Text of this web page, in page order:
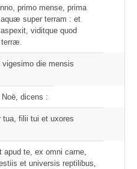
primo mense, prima
super terram : et
viditque quod
terræ.
die mensis
dicens :
tua, filii tui et uxores
te, ex omni carne,
et universis reptilibus,